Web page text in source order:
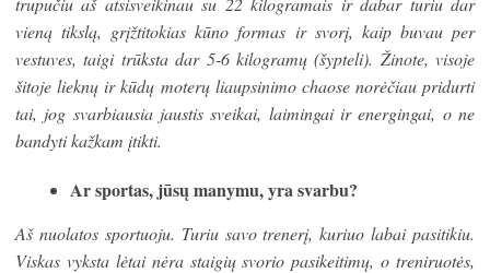
vieną tikslą, grįžtitokias kūno formas ir svorį, kaip buvau per
vestuves, taigi trūksta dar 5-6 kilogramų (šypteli). Žinote, visoje
šitoje lieknų ir kūdų moterų liaupsinimo chaose norėčiau pridurti
tai, jog svarbiausia jaustis sveikai, laimingai ir energingai, o ne
bandyti kažkam įtikti.
Ar sportas, jūsų manymu, yra svarbu?
Aš nuolatos sportuoju. Turiu savo trenerį, kuriuo labai pasitikiu.
Viskas vyksta lėtai nėra staigių svorio pasikeitimų, o treniruotės,